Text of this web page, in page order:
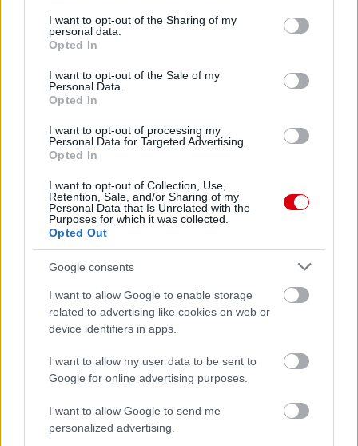
not limited to your visit or usage behaviour. You may click to
grant or deny consent to Google and its third-party tags to
use your data for below specified purposes in below Google
consent section.
I want to opt-out of the Sharing of my
personal data.
Opted In
I want to opt-out of the Sale of my
Personal Data.
Opted In
I want to opt-out of processing my
Personal Data for Targeted Advertising.
Opted In
I want to opt-out of Collection, Use,
Retention, Sale, and/or Sharing of my
Personal Data that Is Unrelated with the
Purposes for which it was collected.
Opted Out
Google consents
I want to allow Google to enable storage
related to advertising like cookies on web or
device identifiers in apps.
I want to allow my user data to be sent to
Google for online advertising purposes.
I want to allow Google to send me
personalized advertising.
Meccs Center
Paris Saint-Germain
Felkészülési szezon 4. mérkőzés
Nya Ullevi, Göteborg
0 nap 22 óra 33 perc 47 másodperc
ELŐZŐ MÉRKŐZÉSEK
Támogatás
Támogasd adományoddal